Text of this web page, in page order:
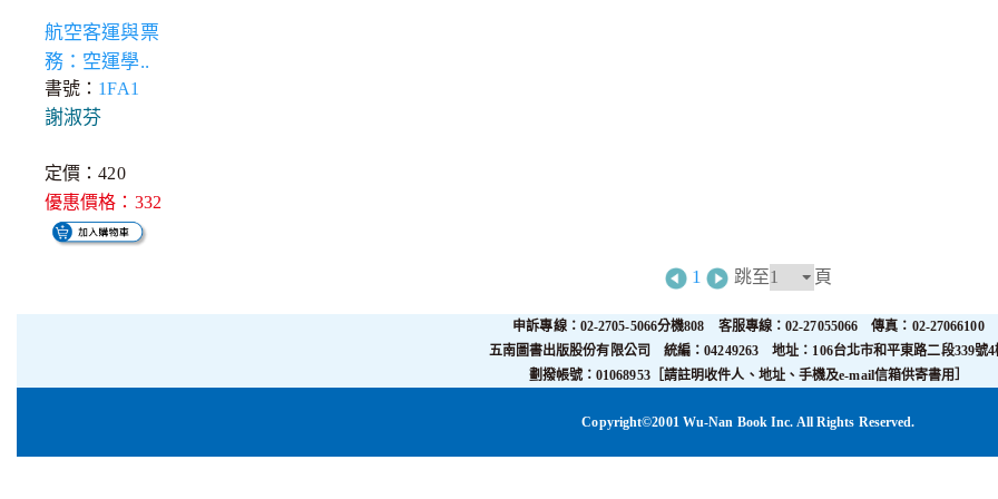
航空客運與票
務：空運學..
書號： 1FA1
謝淑芬
定價：420
優惠價格：332
1 跳至 頁
申訴專線：02-2705-5066分機808 客服專線：02-27055066 傳真：02-27066100
五南圖書出版股份有限公司 統編：04249263 地址：106台北市和平東路二段339號4
劃撥帳號：01068953［請註明收件人、地址、手機及e-mail信箱供寄書用］
Copyright©2001 Wu-Nan Book Inc. All Rights Reserved.